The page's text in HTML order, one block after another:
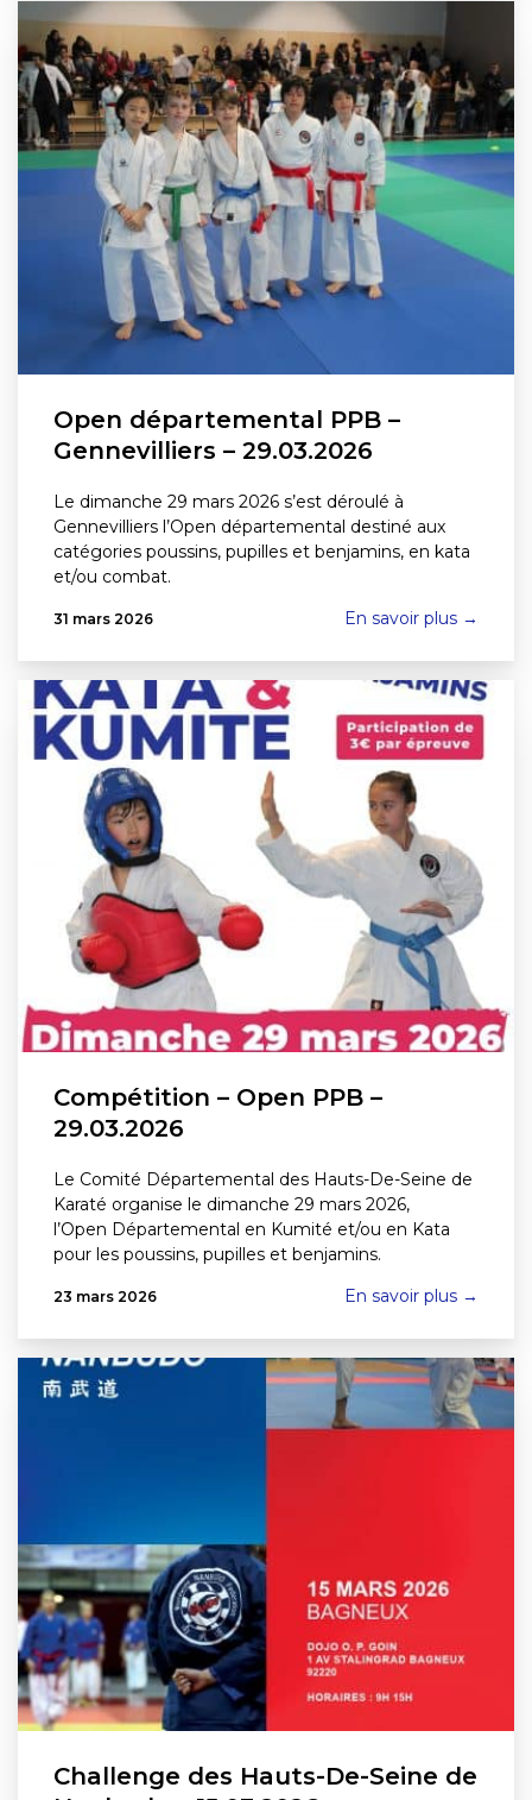
Open départemental PPB –
Gennevilliers – 29.03.2026
Le dimanche 29 mars 2026 s’est déroulé à
Gennevilliers l’Open départemental destiné aux
catégories poussins, pupilles et benjamins, en kata
et/ou combat.
31 mars 2026 En savoir plus →
Compétition – Open PPB –
29.03.2026
Le Comité Départemental des Hauts-De-Seine de
Karaté organise le dimanche 29 mars 2026,
l’Open Départemental en Kumité et/ou en Kata
pour les poussins, pupilles et benjamins.
23 mars 2026 En savoir plus →
Challenge des Hauts-De-Seine de